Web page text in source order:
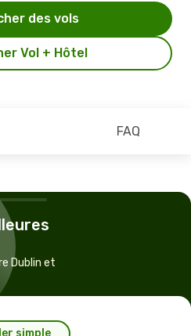
Vol + Hôtel
des vols
FAQ
Dublin et
simple